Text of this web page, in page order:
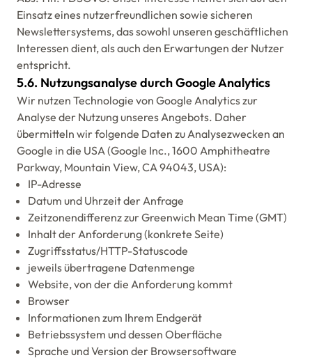
Einsatz eines nutzerfreundlichen sowie sicheren
Newslettersystems, das sowohl unseren geschäftlichen
Interessen dient, als auch den Erwartungen der Nutzer
entspricht.
5.6. Nutzungsanalyse durch Google Analytics
Wir nutzen Technologie von Google Analytics zur
Analyse der Nutzung unseres Angebots. Daher
übermitteln wir folgende Daten zu Analysezwecken an
Google in die USA (Google Inc., 1600 Amphitheatre
Parkway, Mountain View, CA 94043, USA):
IP-Adresse
Datum und Uhrzeit der Anfrage
Zeitzonendifferenz zur Greenwich Mean Time (GMT)
Inhalt der Anforderung (konkrete Seite)
Zugriffsstatus/HTTP-Statuscode
jeweils übertragene Datenmenge
Website, von der die Anforderung kommt
Browser
Informationen zum Ihrem Endgerät
Betriebssystem und dessen Oberfläche
Sprache und Version der Browsersoftware